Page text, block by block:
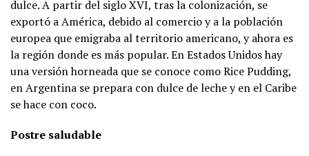
dulce. A partir del siglo XVI, tras la colonización, se
exportó a América, debido al comercio y a la población
europea que emigraba al territorio americano, y ahora es
la región donde es más popular. En Estados Unidos hay
una versión horneada que se conoce como Rice Pudding,
en Argentina se prepara con dulce de leche y en el Caribe
se hace con coco.
Postre saludable